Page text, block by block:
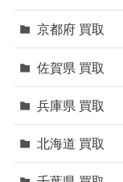
京都府 買取
佐賀県 買取
兵庫県 買取
北海道 買取